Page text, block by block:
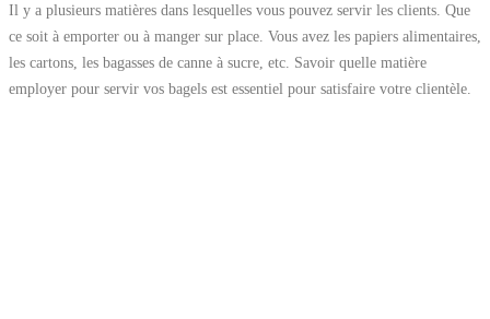
Il y a plusieurs matières dans lesquelles vous pouvez servir les clients. Que
ce soit à emporter ou à manger sur place. Vous avez les papiers alimentaires,
les cartons, les bagasses de canne à sucre, etc. Savoir quelle matière
employer pour servir vos bagels est essentiel pour satisfaire votre clientèle.